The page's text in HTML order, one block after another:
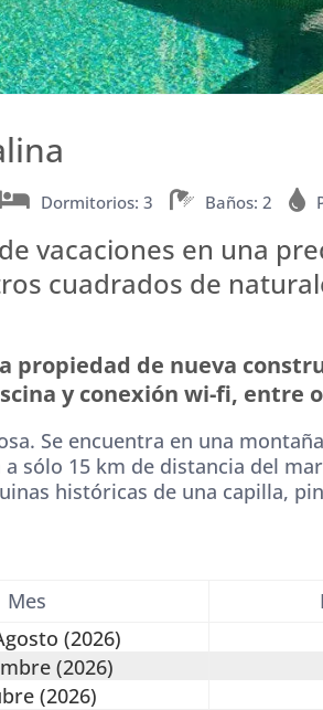
Dormitorios: 3 Baños: 2
vacaciones en una
cuadrados de
propiedad de nueva
y conexión wi-fi, entre
Se encuentra en una
a sólo 15 km de distancia del
históricas de una capilla,
Mes
(2026)
(2026)
(2026)